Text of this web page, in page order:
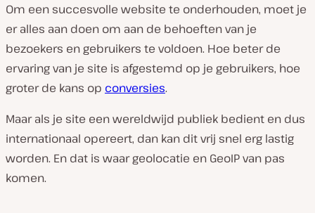
Om een succesvolle website te onderhouden, moet je
er alles aan doen om aan de behoeften van je
bezoekers en gebruikers te voldoen. Hoe beter de
ervaring van je site is afgestemd op je gebruikers, hoe
groter de kans op conversies.
Maar als je site een wereldwijd publiek bedient en dus
internationaal opereert, dan kan dit vrij snel erg lastig
worden. En dat is waar geolocatie en GeoIP van pas
komen.